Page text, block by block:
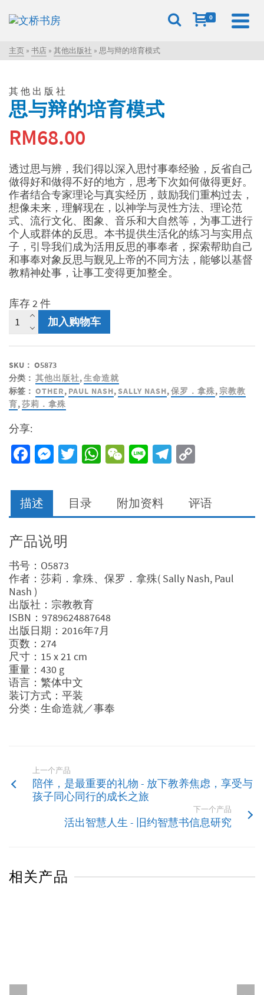
0
主页 » 书店 » 其他出版社 » 思与辩的培育模式
其他出版社
思与辩的培育模式
RM68.00
透过思与辨，我们得以深入思忖事奉经验，反省自己
做得好和做得不好的地方，思考下次如何做得更好。
作者结合专家理论与真实经历，鼓励我们重构过去，
想像未来，理解现在，以神学与灵性方法、理论范
式、流行文化、图象、音乐和大自然等，为事工进行
个人或群体的反思。本书提供生活化的练习与实用点
子，引导我们成为活用反思的事奉者，探索帮助自己
和事奉对象反思与觐见上帝的不同方法，能够以基督
教精神处事，让事工变得更加整全。
库存 2 件
思
与
培
育
模
式
量
加入购物车
SKU： O5873
分类： 其他出版社,生命造就
标签： OTHER, PAUL NASH,SALLY NASH,保罗．拿殊,宗教教
育,莎莉．拿殊
分享:
Facebook
Messenger
Twitter
WhatsApp
WeChat
LineTelegram
描述 目录 附加资料 评语
产品说明
书号：O5873
作者： 莎莉．拿殊、保罗．拿殊( Sally Nash, Paul
Nash )
出版社：宗教教育
ISBN：9789624887648
出版日期：2016年7月
页数：274
尺寸：15 x 21 cm
重量：430 g
语言：繁体中文
装订方式：平装
分类：生命造就／事奉
上一个产品
陪伴，是最重要的礼物 - 放下教养焦虑，享受与
孩子同心同行的成长之旅
下一个产品
活出智慧人生 - 旧约智慧书信息研究
相关产品